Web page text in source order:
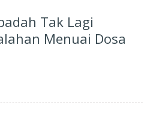
Tak Lagi
Menuai Dosa